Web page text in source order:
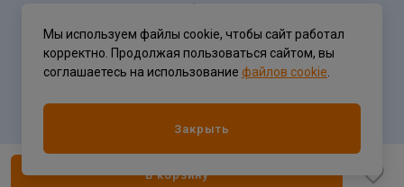
В корзину
Политика конфиденциальности
Мы используем файлы cookie, чтобы сайт работал
корректно. Продолжая пользоваться сайтом, вы
соглашаетесь на использование файлов cookie
Закрыть